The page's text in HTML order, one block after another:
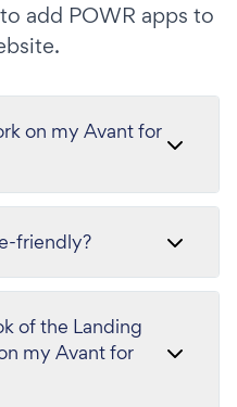
add POWR apps to
on my Avant for
friendly?
of the Landing
my Avant for